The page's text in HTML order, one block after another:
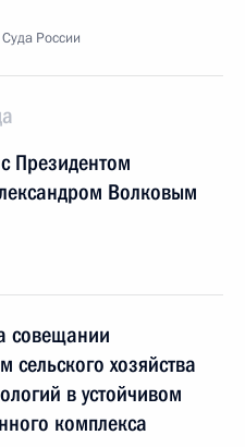
России
Президентом
Волковым
совещании
хозяйства
в устойчивом
комплекса